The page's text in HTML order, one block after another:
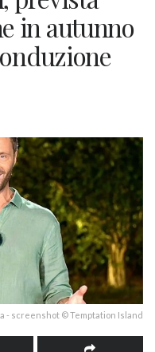
in autunno
- screenshot © Temptation Island